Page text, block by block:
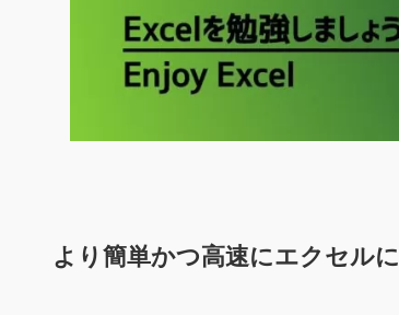
より簡単かつ高速にエクセル